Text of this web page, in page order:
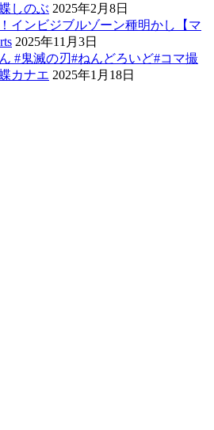
しのぶ 2025年2月8日
インビジブルゾーン種明かし【マ
2025年11月3日
#鬼滅の刃#ねんどろいど#コマ撮
カナエ 2025年1月18日